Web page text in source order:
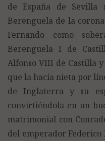
de España de Sevilla
Berenguela de la
Fernando como
Berenguela I de
Alfonso VIII de Castilla
que la hacía nieta por
de Inglaterra y su
convirtiéndola en un
matrimonial con
del emperador